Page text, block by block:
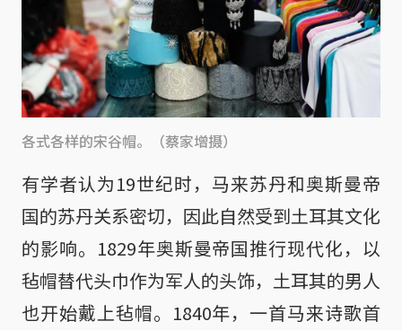
各式各样的宋谷帽。（蔡家增摄）
有学者认为19世纪时，马来苏丹和奥斯曼帝
国的苏丹关系密切，因此自然受到土耳其文化
的影响。1829年奥斯曼帝国推行现代化，以
毡帽替代头巾作为军人的头饰，土耳其的男人
也开始戴上毡帽。1840年，一首马来诗歌首